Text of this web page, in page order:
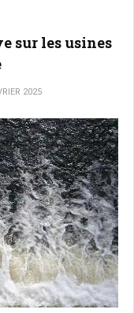
sur les usines
2025